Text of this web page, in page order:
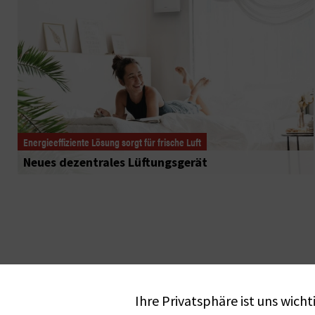
Energieeffiziente Lösung sorgt für frische Luft
Neues dezentrales Lüftungsgerät
Ihre Privatsphäre ist uns